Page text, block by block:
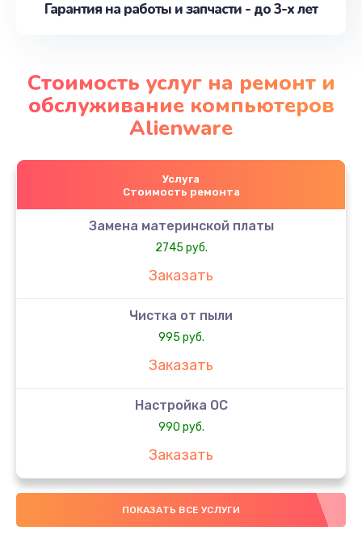
Гарантия на работы и запчасти - до 3-х лет
Стоимость услуг на ремонт и
обслуживание компьютеров
Alienware
Услуга
Стоимость ремонта
Замена материнской платы
2745 руб.
Заказать
Чистка от пыли
995 руб.
Заказать
Настройка ОС
990 руб.
Заказать
Ремонт подсветки
1195 руб.
ПОКАЗАТЬ ВСЕ УСЛУГИ